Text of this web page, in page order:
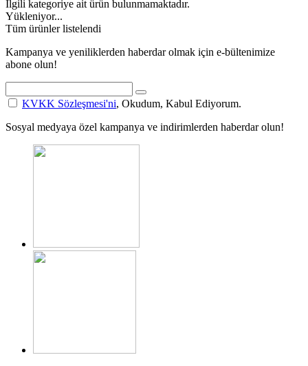
İlgili kategoriye ait ürün bulunmamaktadır.
Yükleniyor...
Tüm ürünler listelendi
Kampanya ve yeniliklerden haberdar olmak için e-bültenimize
abone olun!
KVKK Sözleşmesi'ni, Okudum, Kabul Ediyorum.
Sosyal medyaya özel kampanya ve indirimlerden haberdar olun!